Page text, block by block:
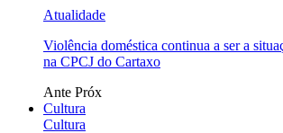
Atualidade
Violência doméstica continua a ser a
na CPCJ do Cartaxo
Ante Próx
Cultura
Cultura